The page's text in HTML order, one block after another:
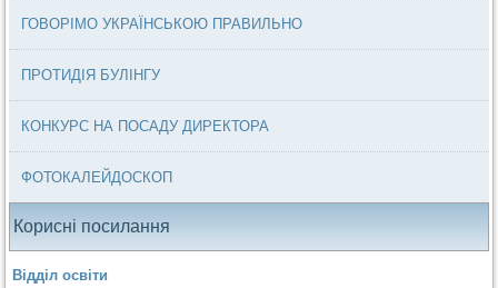
ГОВОРІМО УКРАЇНСЬКОЮ ПРАВИЛЬНО
ПРОТИДІЯ БУЛІНГУ
КОНКУРС НА ПОСАДУ ДИРЕКТОРА
ФОТОКАЛЕЙДОСКОП
Корисні посилання
Відділ освіти